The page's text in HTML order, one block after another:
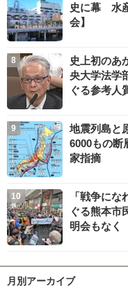
史に幕 水
会】
史上初のあ
央大学法学
ぐる参考人
地震列島と
6000もの
家指摘
「戦争に
ぐる熊本
明会もなく
月別アーカイブ